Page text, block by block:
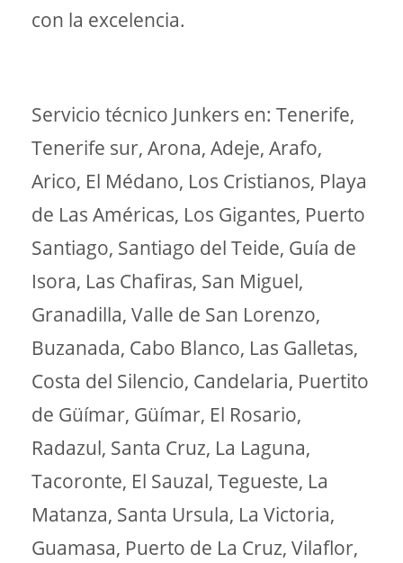
con la excelencia.
Servicio técnico Junkers en: Tenerife,
Tenerife sur, Arona, Adeje, Arafo,
Arico, El Médano, Los Cristianos, Playa
de Las Américas, Los Gigantes, Puerto
Santiago, Santiago del Teide, Guía de
Isora, Las Chafiras, San Miguel,
Granadilla, Valle de San Lorenzo,
Buzanada, Cabo Blanco, Las Galletas,
Costa del Silencio, Candelaria, Puertito
de Güímar, Güímar, El Rosario,
Radazul, Santa Cruz, La Laguna,
Tacoronte, El Sauzal, Tegueste, La
Matanza, Santa Ursula, La Victoria,
Guamasa, Puerto de La Cruz, Vilaflor,